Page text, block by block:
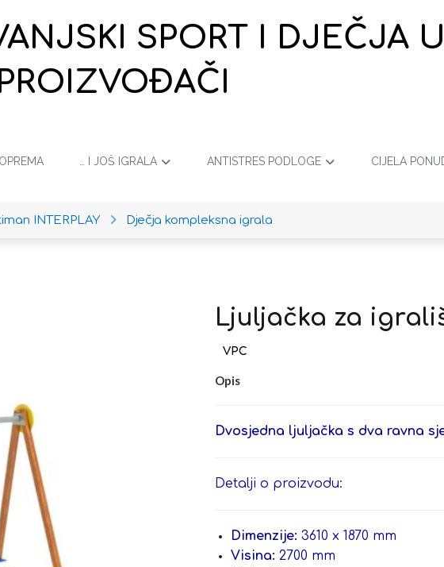
SPORT I DJEČJA
… I JOŠ IGRALA ANTISTRES PODLOGE CIJELA
INTERPLAY Dječja kompleksna igrala
Ljuljačka za
Opis
Dvosjedna ljuljačka s dva ravna
Detalji o proizvodu:
Dimenzije: 3610 x 1870 mm
Visina: 2700 mm